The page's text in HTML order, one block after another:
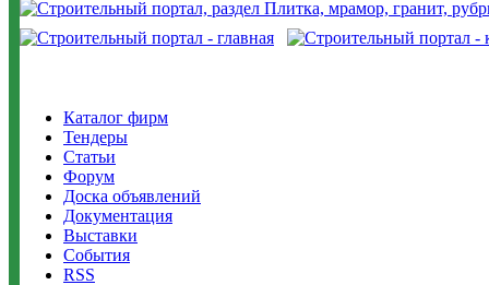
Каталог фирм
Тендеры
Статьи
Форум
Доска объявлений
Документация
Выставки
События
RSS